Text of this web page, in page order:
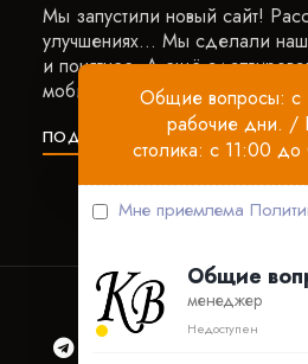
Мы запустили новый сайт!
улучшениях… Мы сделали
и понятнее. А ещё
мобильных устройств!
ПОДРОБНЕЕ
Общие вопросы: с
рабочие дни. /
столика: с 11:00
Мне приемлема
Общие
менеджер
Недоступен